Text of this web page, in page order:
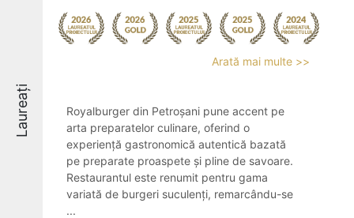
Laureați
Arată mai multe >>
Royalburger din Petroșani pune accent pe
arta preparatelor culinare, oferind o
experiență gastronomică autentică bazată
pe preparate proaspete și pline de savoare.
Restaurantul este renumit pentru gama
variată de burgeri suculenți, remarcându-se
...